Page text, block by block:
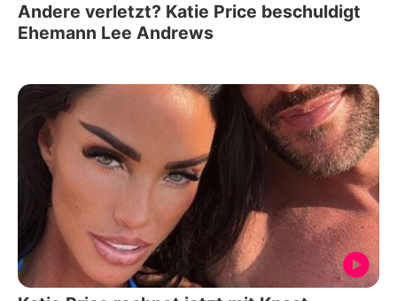
Andere verletzt? Katie Price beschuldigt
Ehemann Lee Andrews